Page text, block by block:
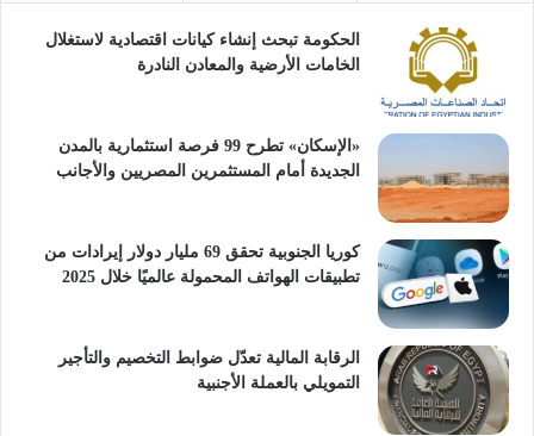
الحكومة تبحث إنشاء كيانات اقتصادية لاستغلال
الخامات الأرضية والمعادن النادرة
«الإسكان» تطرح 99 فرصة استثمارية بالمدن
الجديدة أمام المستثمرين المصريين والأجانب
كوريا الجنوبية تحقق 69 مليار دولار إيرادات من
تطبيقات الهواتف المحمولة عالميًا خلال 2025
الرقابة المالية تعدّل ضوابط التخصيم والتأجير
التمويلي بالعملة الأجنبية